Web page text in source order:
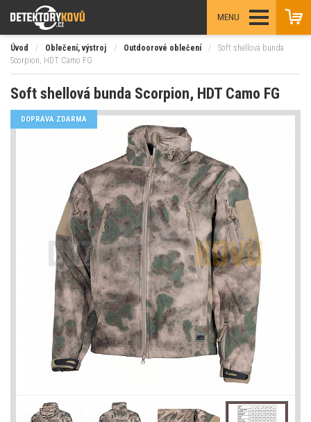
MENU
Úvod / Oblečení, výstroj / Outdoorové oblečení /
Soft shellová bunda
Scorpion, HDT Camo FG
Soft shellová bunda Scorpion, HDT Camo FG
DOPRAVA ZDARMA